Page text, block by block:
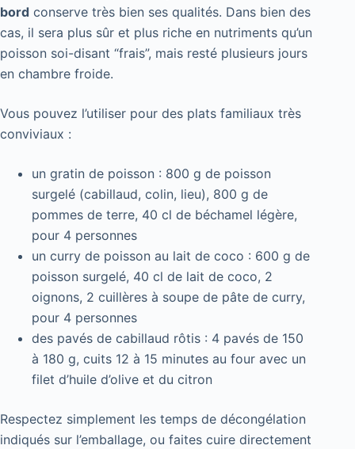
bord conserve très bien ses qualités. Dans bien des
cas, il sera plus sûr et plus riche en nutriments qu’un
poisson soi-disant “frais”, mais resté plusieurs jours
en chambre froide.
Vous pouvez l’utiliser pour des plats familiaux très
conviviaux :
un gratin de poisson : 800 g de poisson
surgelé (cabillaud, colin, lieu), 800 g de
pommes de terre, 40 cl de béchamel légère,
pour 4 personnes
un curry de poisson au lait de coco : 600 g de
poisson surgelé, 40 cl de lait de coco, 2
oignons, 2 cuillères à soupe de pâte de curry,
pour 4 personnes
des pavés de cabillaud rôtis : 4 pavés de 150
à 180 g, cuits 12 à 15 minutes au four avec un
filet d’huile d’olive et du citron
Respectez simplement les temps de décongélation
indiqués sur l’emballage, ou faites cuire directement